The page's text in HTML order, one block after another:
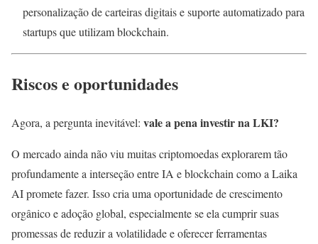
personalização de carteiras digitais e suporte automatizado para
startups que utilizam blockchain.
Riscos e oportunidades
Agora, a pergunta inevitável: vale a pena investir na LKI?
O mercado ainda não viu muitas criptomoedas explorarem tão
profundamente a interseção entre IA e blockchain como a Laika
AI promete fazer. Isso cria uma oportunidade de crescimento
orgânico e adoção global, especialmente se ela cumprir suas
promessas de reduzir a volatilidade e oferecer ferramentas